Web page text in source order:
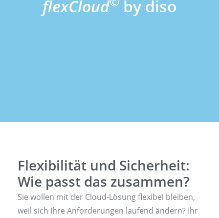
flexCloud by diso
Flexibilität und Sicherheit:
Wie passt das zusammen?
Sie wollen mit der Cloud-Lösung flexibel bleiben,
weil sich Ihre Anforderungen laufend ändern? Ihr